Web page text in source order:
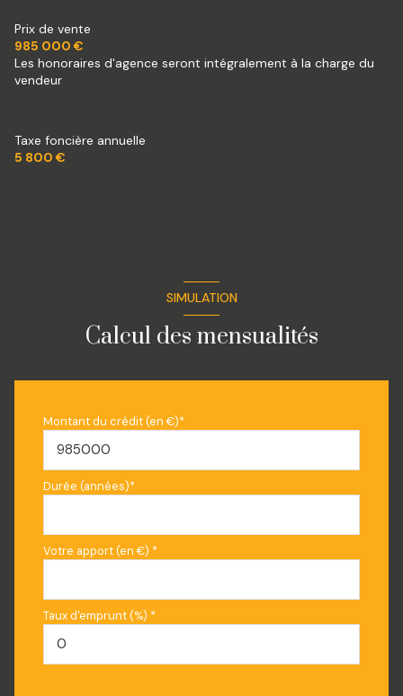
Chauffage individuel : (autre)
10 parking(s)
terrasse
Prix de vente
985 000 €
Les honoraires d'agence seront intégralement à la charge du
vendeur
Taxe foncière annuelle
5 800 €
SIMULATION
Calcul des mensualités
Montant du crédit (en €)*
Durée (années)*
Votre apport (en €) *
Taux d'emprunt (%) *